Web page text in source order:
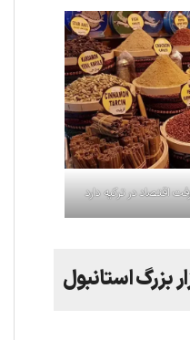
اقتصاد در ترکیه دارد
بزرگ استانبول